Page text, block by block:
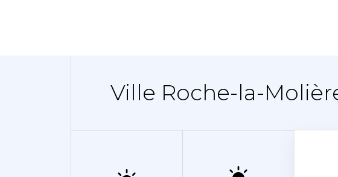
Ville Roche-la-